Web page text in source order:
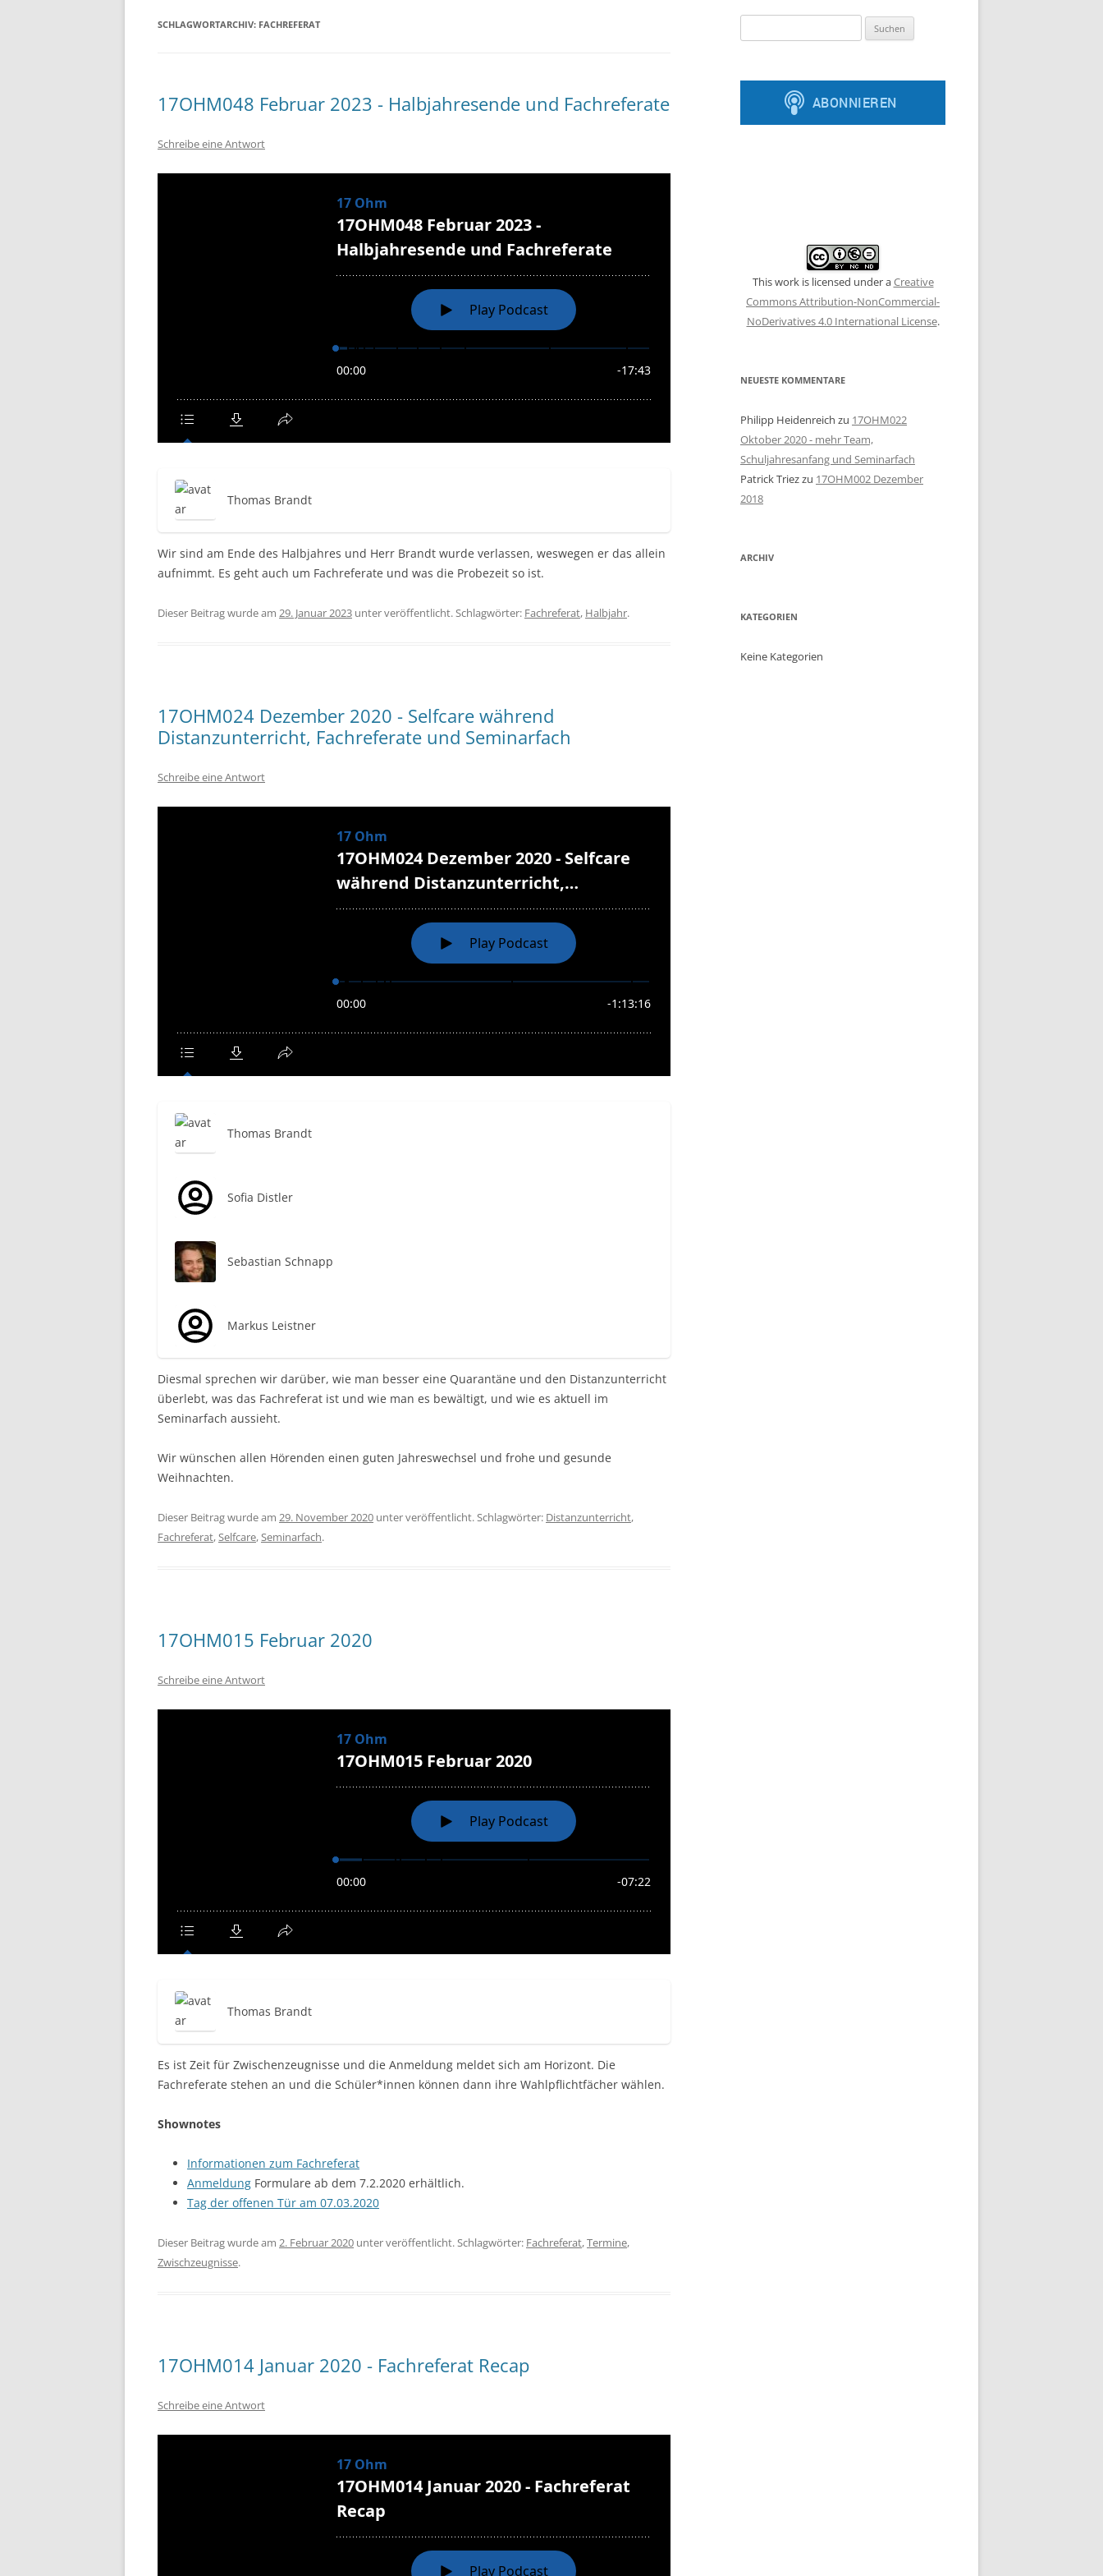
SCHLAGWORTARCHIV: FACHREFERAT
17OHM048 Februar 2023 - Halbjahresende und Fachreferate
Schreibe eine Antwort
Thomas Brandt
Wir sind am Ende des Halbjahres und Herr Brandt wurde verlassen, weswegen er das allein
aufnimmt. Es geht auch um Fachreferate und was die Probezeit so ist.
Dieser Beitrag wurde am 29. Januar 2023 unter veröffentlicht. Schlagwörter: Fachreferat, Halbjahr.
17OHM024 Dezember 2020 - Selfcare während
Distanzunterricht, Fachreferate und Seminarfach
Schreibe eine Antwort
Thomas Brandt
Sofia Distler
Sebastian Schnapp
Markus Leistner
Diesmal sprechen wir darüber, wie man besser eine Quarantäne und den Distanzunterricht
überlebt, was das Fachreferat ist und wie man es bewältigt, und wie es aktuell im
Seminarfach aussieht.
Wir wünschen allen Hörenden einen guten Jahreswechsel und frohe und gesunde
Weihnachten.
Dieser Beitrag wurde am 29. November 2020 unter veröffentlicht. Schlagwörter: Distanzunterricht,
Fachreferat,Selfcare,Seminarfach.
17OHM015 Februar 2020
Schreibe eine Antwort
Thomas Brandt
Es ist Zeit für Zwischenzeugnisse und die Anmeldung meldet sich am Horizont. Die
Fachreferate stehen an und die Schüler*innen können dann ihre Wahlpflichtfächer wählen.
Shownotes
Informationen zum Fachreferat
Anmeldung Formulare ab dem 7.2.2020 erhältlich.
Tag der offenen Tür am 07.03.2020
Dieser Beitrag wurde am 2. Februar 2020 unter veröffentlicht. Schlagwörter: Fachreferat,Termine,
Zwischzeugnisse.
17OHM014 Januar 2020 - Fachreferat Recap
Schreibe eine Antwort
nach:
This work is licensed under aCreative
Commons Attribution-NonCommercial-
NoDerivatives 4.0 International License.
NEUESTE KOMMENTARE
Philipp Heidenreich zu 17OHM022
Oktober 2020 - mehr Team,
Schuljahresanfang und Seminarfach
Patrick Triezzu 17OHM002 Dezember
2018
ARCHIV
KATEGORIEN
Keine Kategorien